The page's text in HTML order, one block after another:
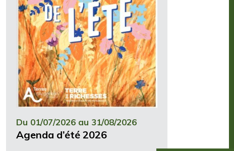
Du 01/07/2026 au 31/08/2026
Agenda d’été 2026